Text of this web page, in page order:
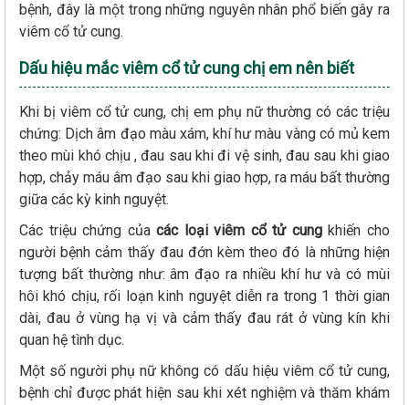
bệnh, đây là một trong những nguyên nhân phổ biến gây ra
viêm cổ tử cung.
Dấu hiệu mắc viêm cổ tử cung chị em nên biết
Khi bị viêm cổ tử cung, chị em phụ nữ thường có các triệu
chứng: Dịch âm đạo màu xám, khí hư màu vàng có mủ kem
theo mùi khó chịu , đau sau khi đi vệ sinh, đau sau khi giao
hợp, chảy máu âm đạo sau khi giao hợp, ra máu bất thường
giữa các kỳ kinh nguyệt.
Các triệu chứng củacác loại viêm cổ tử cungkhiến cho
người bệnh cảm thấy đau đớn kèm theo đó là những hiện
tượng bất thường như: âm đạo ra nhiều khí hư và có mùi
hôi khó chịu, rối loạn kinh nguyệt diễn ra trong 1 thời gian
dài, đau ở vùng hạ vị và cảm thấy đau rát ở vùng kín khi
quan hệ tình dục.
Một số người phụ nữ không có dấu hiệu viêm cổ tử cung,
bệnh chỉ được phát hiện sau khi xét nghiệm và thăm khám